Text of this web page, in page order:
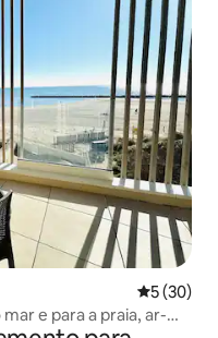
5 de uma
5 (30)
e para a praia, ar-